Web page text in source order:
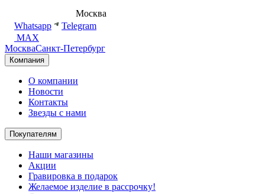
Москва
Whatsapp
Telegram
MAX
МоскваСанкт-Петербург
Компания
О компании
Новости
Контакты
Звезды с нами
Покупателям
Наши магазины
Акции
Гравировка в подарок
Желаемое изделие в рассрочку!